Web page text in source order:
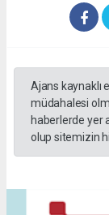
Ajans kaynaklı
müdahalesi
haberlerde yer
olup sitemizin